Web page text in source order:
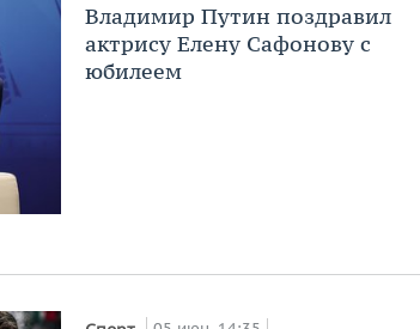
Владимир Путин поздравил
актрису Елену Сафонову с
юбилеем